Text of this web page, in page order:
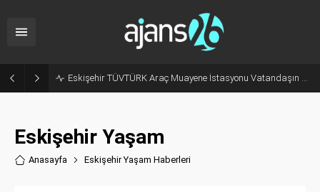
Eskişehir TÜVTÜRK Araç Muayene İstasyonu Vatandaşın Gözünde Ağır Kusurlu
Eskişehir Yaşam
Anasayfa Eskişehir Yaşam Haberleri